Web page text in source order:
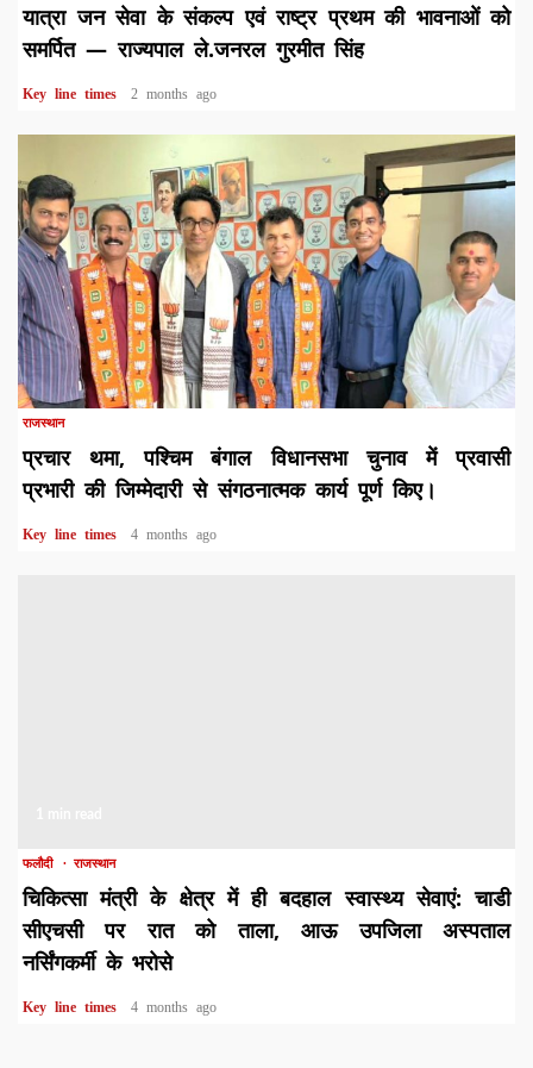
यात्रा जन सेवा के संकल्प एवं राष्ट्र प्रथम की भावनाओं को
समर्पित — राज्यपाल ले.जनरल गुरमीत सिंह
Key line times 2 months ago
1 min read
राजस्थान
प्रचार थमा, पश्चिम बंगाल विधानसभा चुनाव में प्रवासी
प्रभारी की जिम्मेदारी से संगठनात्मक कार्य पूर्ण किए।
Key line times 4 months ago
फलौदी राजस्थान
चिकित्सा मंत्री के क्षेत्र में ही बदहाल स्वास्थ्य सेवाएं: चाडी
सीएचसी पर रात को ताला, आऊ उपजिला अस्पताल
नर्सिंगकर्मी के भरोसे
Key line times 4 months ago